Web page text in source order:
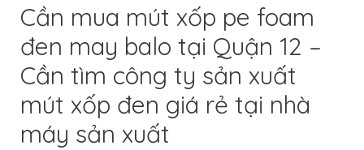
Cần mua mút xốp pe foam
đen may balo tại Quận 12 –
Cần tìm công ty sản xuất
mút xốp đen giá rẻ tại nhà
máy sản xuất